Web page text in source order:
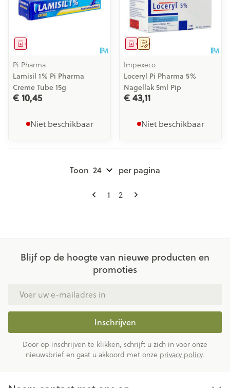
Geneesmiddel
Pi Pharma
Lamisil 1% Pi Pharma
Creme Tube 15g
€ 10,45
Niet beschikbaar
Op voorschrift
Geneesmiddel
Impexeco
Loceryl Pi Pharma 5%
Nagellak 5ml Pip
€ 43,11
Niet beschikbaar
Pagina's
U lees momenteel pagina
1 Pagina
2
Toon per pagina
Blijf op de hoogte van nieuwe producten en
promoties
Inschrijven
Door op inschrijven te klikken, schrijft u zich in voor onze
nieuwsbrief en gaat u akkoord met onze privacy policy.